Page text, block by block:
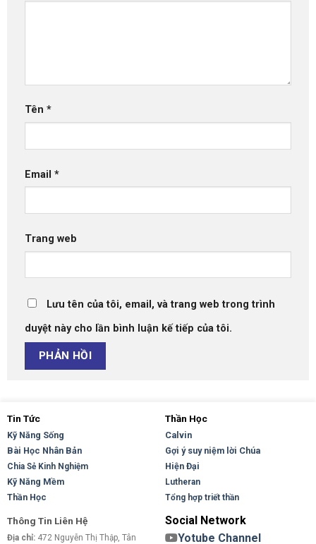
Tên *
Email *
Trang web
Lưu tên của tôi, email, và trang web trong trình
duyệt này cho lần bình luận kế tiếp của tôi.
Tin Tức
Kỹ Năng Sống
Bài Học Nhân Bản
Chia Sẻ Kinh Nghiệm
Kỹ Năng Mềm
Thần Học
Thần Học
Calvin
Gợi ý suy niệm lời Chúa
Hiện Đại
Lutheran
Tổng hợp triết thần
Thông Tin Liên Hệ
Địa chỉ: 472 Nguyễn Thị Thập, Tân
Social Network
Yotube Channel